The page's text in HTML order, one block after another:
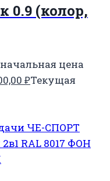
0.9 (колор,
цена
₽Текущая